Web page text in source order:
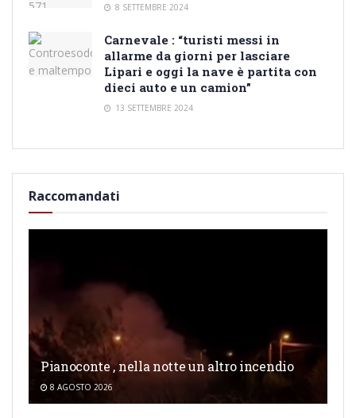
8 SETTEMBRE 2024
Carnevale : “turisti messi in
allarme da giorni per lasciare
Lipari e oggi la nave è partita con
dieci auto e un camion”
13 SETTEMBRE 2024
Raccomandati
Pianoconte , nella notte un altro incendio
8 AGOSTO 2026